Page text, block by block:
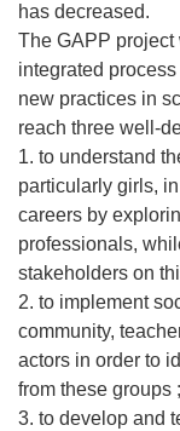
has decreased.
The GAPP
integrated
new practices in
reach three well-
1. to understand
particularly girls,
careers by
professionals,
stakeholders on
2. to implement
community,
actors in order to
from these groups ;
3. to develop and